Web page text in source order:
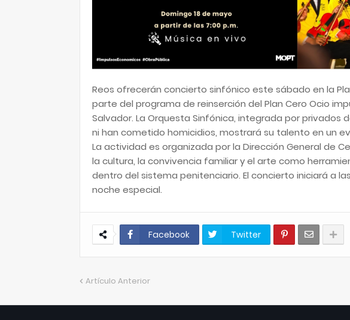
Reos ofrecerán concierto sinfónico este sábado en la
parte del programa de reinserción del Plan Cero Ocio
Salvador. La Orquesta Sinfónica, integrada por privados
ni han cometido homicidios, mostrará su talento en un
La actividad es organizada por la Dirección General de
la cultura, la convivencia familiar y el arte como
dentro del sistema penitenciario. El concierto iniciará a
noche especial.
Facebook Twitter
Artículo Anterior